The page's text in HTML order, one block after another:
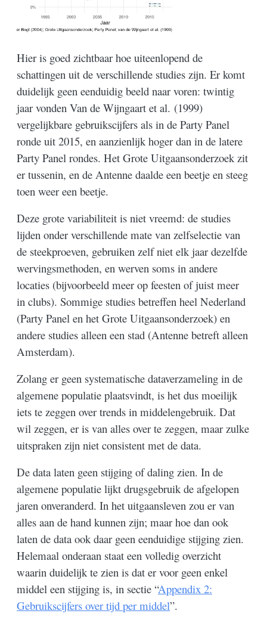
Hier is goed zichtbaar hoe uiteenlopend de
schattingen uit de verschillende studies zijn. Er komt
duidelijk geen eenduidig beeld naar voren: twintig
jaar vonden Van de Wijngaart et al. (1999)
vergelijkbare gebruikscijfers als in de Party Panel
ronde uit 2015, en aanzienlijk hoger dan in de latere
Party Panel rondes. Het Grote Uitgaansonderzoek zit
er tussenin, en de Antenne daalde een beetje en steeg
toen weer een beetje.
Deze grote variabiliteit is niet vreemd: de studies
lijden onder verschillende mate van zelfselectie van
de steekproeven, gebruiken zelf niet elk jaar dezelfde
wervingsmethoden, en werven soms in andere
locaties (bijvoorbeeld meer op feesten of juist meer
in clubs). Sommige studies betreffen heel Nederland
(Party Panel en het Grote Uitgaansonderzoek) en
andere studies alleen een stad (Antenne betreft alleen
Amsterdam).
Zolang er geen systematische dataverzameling in de
algemene populatie plaatsvindt, is het dus moeilijk
iets te zeggen over trends in middelengebruik. Dat
wil zeggen, er is van alles over te zeggen, maar zulke
uitspraken zijn niet consistent met de data.
De data laten geen stijging of daling zien. In de
algemene populatie lijkt drugsgebruik de afgelopen
jaren onveranderd. In het uitgaansleven zou er van
alles aan de hand kunnen zijn; maar hoe dan ook
laten de data ook daar geen eenduidige stijging zien.
Helemaal onderaan staat een volledig overzicht
waarin duidelijk te zien is dat er voor geen enkel
middel een stijging is, in sectie “Appendix 2:
Gebruikscijfers over tijd per middel”.